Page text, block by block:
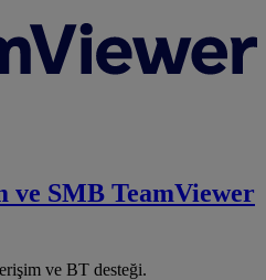
ve SMB TeamViewer
ve BT desteği.